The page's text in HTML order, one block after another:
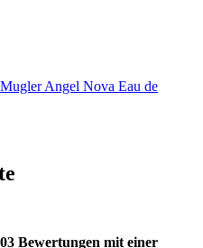
Angel Nova Eau de
Bewertungen mit einer